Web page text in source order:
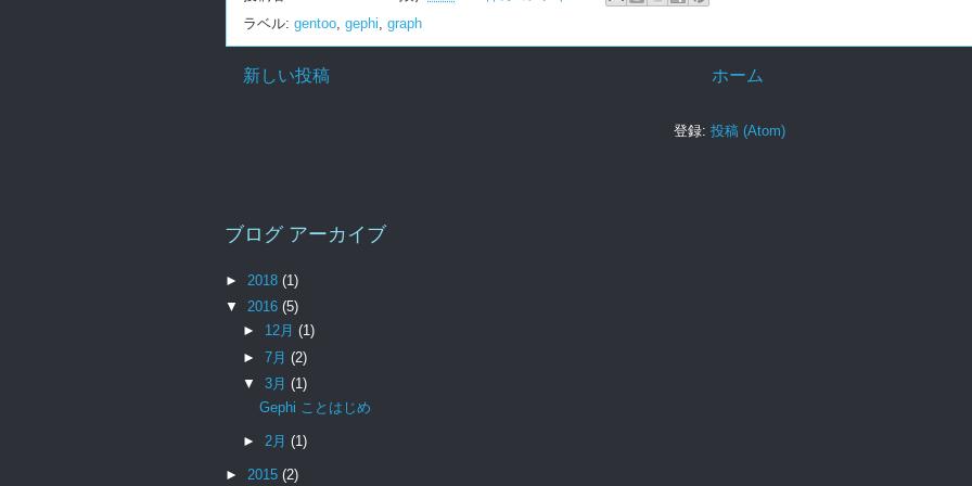
ラベル: gentoo, gephi, graph
新しい投稿 ホーム
登録: 投稿 (Atom)
ブログ アーカイブ
► 2018 (1)
▼ 2016 (5)
► 12月 (1)
► 7月 (2)
▼ 3月 (1)
Gephi ことはじめ
► 2月 (1)
► 2015 (2)